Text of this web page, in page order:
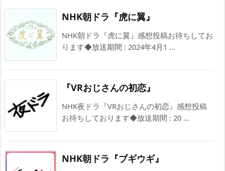
NHK朝ドラ『虎に翼』
NHK朝ドラ『虎に翼』感想投稿お待ちしてお
ります◆放送期間 : 2024年4月1 ...
『VRおじさんの初恋』
NHK夜ドラ『VRおじさんの初恋』感想投稿
お待ちしております◆放送期間 : 20 ...
NHK朝ドラ『ブギウギ』